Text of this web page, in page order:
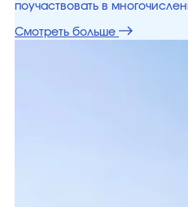
поучаствовать в
Смотреть больше